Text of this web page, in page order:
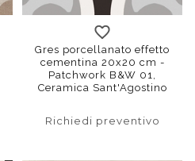
Gres porcellanato effetto
cementina 20x20 cm -
Patchwork B&W 01,
Ceramica Sant'Agostino
Richiedi preventivo